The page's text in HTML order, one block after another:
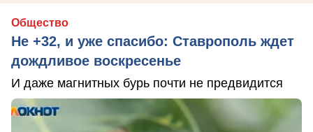
Общество
Не +32, и уже спасибо: Ставрополь ждет
дождливое воскресенье
И даже магнитных бурь почти не предвидится